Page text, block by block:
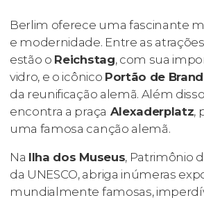
Berlim oferece uma fascinante
e modernidade. Entre as
estão o Reichstag, com sua
vidro, e o icônico Portão de
da reunificação alemã. Além
encontra a praça Alexaderplatz,
uma famosa canção alemã.
Na Ilha dos Museus, Patrimônio
da UNESCO, abriga inúmeras
mundialmente famosas,